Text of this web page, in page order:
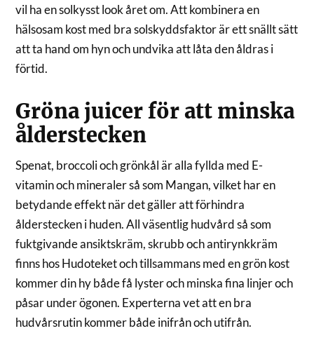
vil ha en solkysst look året om. Att kombinera en
hälsosam kost med bra solskyddsfaktor är ett snällt sätt
att ta hand om hyn och undvika att låta den åldras i
förtid.
Gröna juicer för att minska
ålderstecken
Spenat, broccoli och grönkål är alla fyllda med E-
vitamin och mineraler så som Mangan, vilket har en
betydande effekt när det gäller att förhindra
ålderstecken i huden. All väsentlig hudvård så som
fuktgivande ansiktskräm, skrubb och antirynkkräm
finns hos Hudoteket och tillsammans med en grön kost
kommer din hy både få lyster och minska fina linjer och
påsar under ögonen. Experterna vet att en bra
hudvårsrutin kommer både inifrån och utifrån.